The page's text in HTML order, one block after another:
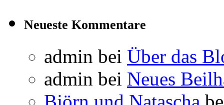
Neueste Kommentare
admin bei Über das
admin bei Neues